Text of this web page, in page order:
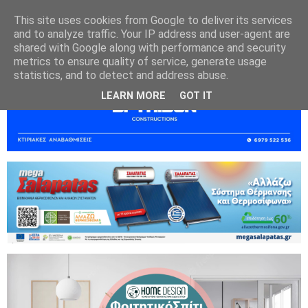
This site uses cookies from Google to deliver its services
and to analyze traffic. Your IP address and user-agent are
shared with Google along with performance and security
metrics to ensure quality of service, generate usage
statistics, and to detect and address abuse.
LEARN MORE GOT IT